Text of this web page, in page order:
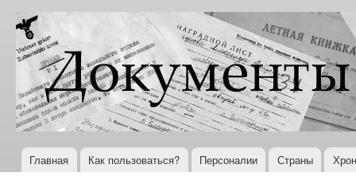
Документы
XX века
Всемирная
история в
Интернете
Главное меню
Главная Как пользоваться? Персоналии Страны